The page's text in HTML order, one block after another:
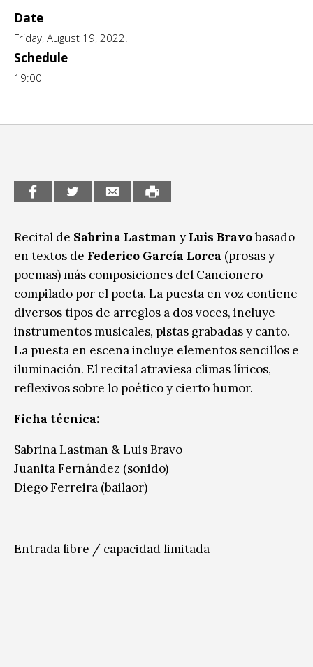
CCE en el interior/libros
Espacio itinerante de lectura infantil
Exposiciones
Formación
Género y Diversidad
Música
Sin categoría
Date
Friday, August 19, 2022.
Schedule
19:00
Recital de Sabrina Lastman y Luis Bravobasado
en textos de Federico García Lorca (prosas y
poemas) más composiciones del Cancionero
compilado por el poeta. La puesta en voz contiene
diversos tipos de arreglos a dos voces, incluye
instrumentos musicales, pistas grabadas y canto.
La puesta en escena incluye elementos sencillos e
iluminación. El recital atraviesa climas líricos,
reflexivos sobre lo poético y cierto humor.
Ficha técnica:
Sabrina Lastman & Luis Bravo
Juanita Fernández (sonido)
Diego Ferreira (bailaor)
Entrada libre / capacidad limitada